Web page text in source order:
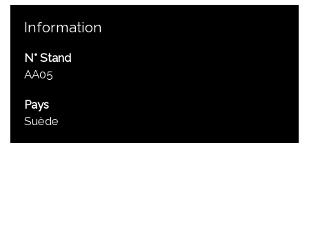
Information
N° Stand
AA05
Pays
Suède